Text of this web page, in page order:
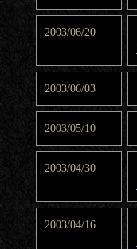
2003/06/20
2003/06/03
2003/05/10
2003/04/30
2003/04/16